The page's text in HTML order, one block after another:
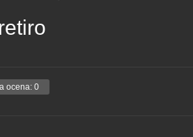
ocena: 0